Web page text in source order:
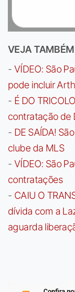
VEJA TAMBÉM
- VÍDEO: São
pode incluir
- É DO
contratação de
- DE SAÍDA!
clube da MLS
- VÍDEO: São
contratações
- CAIU O
dívida com a
aguarda